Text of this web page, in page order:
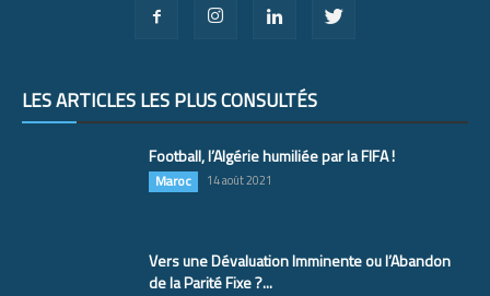
LES ARTICLES LES PLUS CONSULTÉS
Football, l’Algérie humiliée par la FIFA !
Maroc 14 août 2021
Vers une Dévaluation Imminente ou l’Abandon
de la Parité Fixe ?...